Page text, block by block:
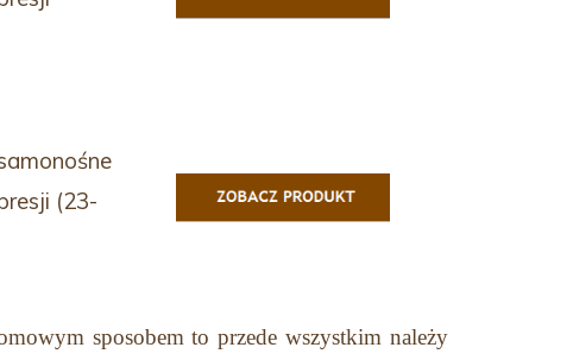
(23-
sposobem to przede wszystkim należy